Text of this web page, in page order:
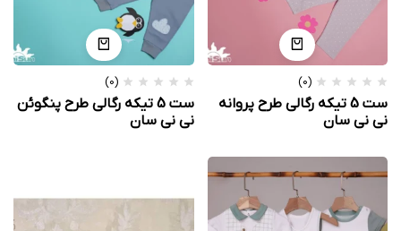
(0)
ست 5 تیکه رگالی طرح پروانه
نی نی سان
(0)
ست 5 تیکه رگالی طرح پنگوئن
نی نی سان